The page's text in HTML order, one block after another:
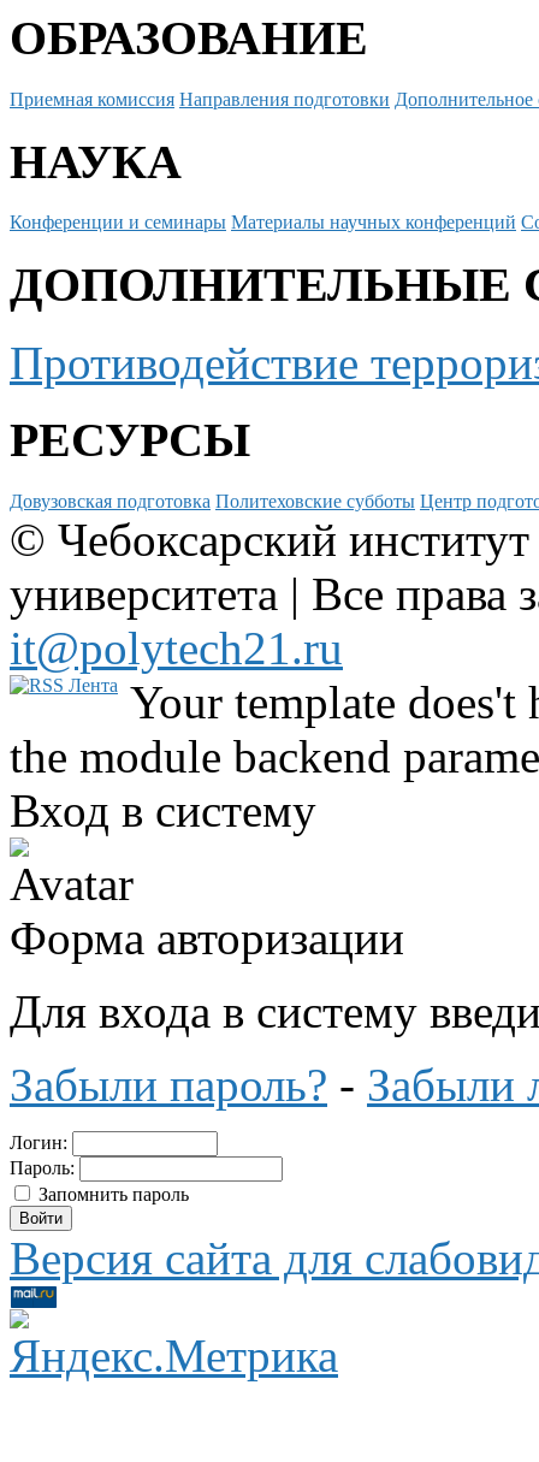
ОБРАЗОВАНИЕ
Приемная комиссия Направления подготовки Дополнительное
НАУКА
Конференции и семинары Материалы научных конференций
ДОПОЛНИТЕЛЬНЫЕ
Противодействие
РЕСУРСЫ
Довузовская подготовка Политеховские субботы Центр
© Чебоксарский
университета | Все
it@polytech21.ru
Your template
the module backend
Вход в систему
Форма авторизации
Для входа в систему
Забыли пароль? - Забыли
Логин:
Пароль:
Запомнить пароль
Версия сайта для